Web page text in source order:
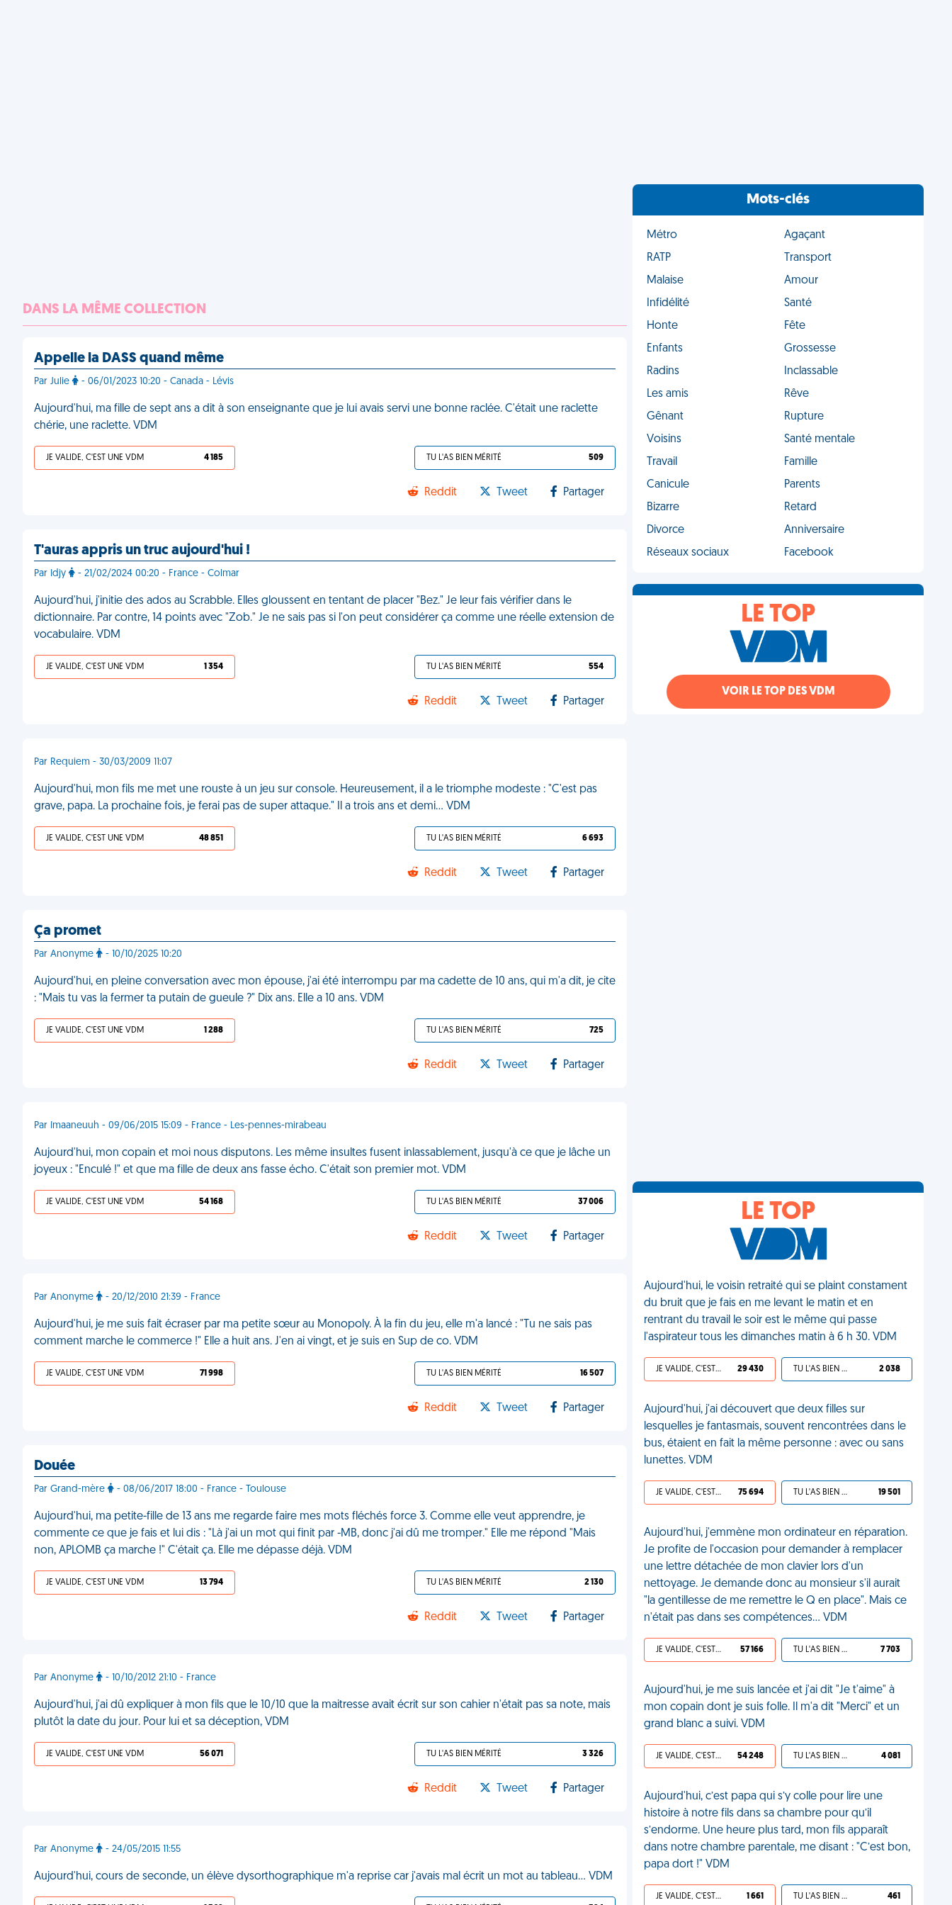
DANS LA MÊME COLLECTION
Appelle la DASS quand même
Par Julie - 06/01/2023 10:20 - Canada - Lévis
Aujourd'hui, ma fille de sept ans a dit à son enseignante que je lui avais servi une bonne raclée. C'était une raclette
chérie, une raclette. VDM
JE VALIDE, C'EST UNE VDM 4 185 TU L'AS BIEN MÉRITÉ 509
Reddit Tweet Partager
T'auras appris un truc aujourd'hui !
Par Idjy - 21/02/2024 00:20 - France - Colmar
Aujourd'hui, j'initie des ados au Scrabble. Elles gloussent en tentant de placer "Bez." Je leur fais vérifier dans le
dictionnaire. Par contre, 14 points avec "Zob." Je ne sais pas si l'on peut considérer ça comme une réelle extension de
vocabulaire. VDM
JE VALIDE, C'EST UNE VDM 1 354 TU L'AS BIEN MÉRITÉ 554
Reddit Tweet Partager
Par Requiem - 30/03/2009 11:07
Aujourd'hui, mon fils me met une rouste à un jeu sur console. Heureusement, il a le triomphe modeste : "C'est pas
grave, papa. La prochaine fois, je ferai pas de super attaque." Il a trois ans et demi... VDM
JE VALIDE, C'EST UNE VDM 48 851 TU L'AS BIEN MÉRITÉ 6 693
Reddit Tweet Partager
Ça promet
Par Anonyme - 10/10/2025 10:20
Aujourd'hui, en pleine conversation avec mon épouse, j'ai été interrompu par ma cadette de 10 ans, qui m'a dit, je cite
: "Mais tu vas la fermer ta putain de gueule ?" Dix ans. Elle a 10 ans. VDM
JE VALIDE, C'EST UNE VDM 1 288 TU L'AS BIEN MÉRITÉ 725
Reddit Tweet Partager
Par Imaaneuuh - 09/06/2015 15:09 - France - Les-pennes-mirabeau
Aujourd'hui, mon copain et moi nous disputons. Les même insultes fusent inlassablement, jusqu'à ce que je lâche un
joyeux : "Enculé !" et que ma fille de deux ans fasse écho. C'était son premier mot. VDM
JE VALIDE, C'EST UNE VDM 54 168 TU L'AS BIEN MÉRITÉ 37 006
Reddit Tweet Partager
Par Anonyme - 20/12/2010 21:39 - France
Aujourd'hui, je me suis fait écraser par ma petite sœur au Monopoly. À la fin du jeu, elle m'a lancé : "Tu ne sais pas
comment marche le commerce !" Elle a huit ans. J'en ai vingt, et je suis en Sup de co. VDM
JE VALIDE, C'EST UNE VDM 71 998 TU L'AS BIEN MÉRITÉ 16 507
Reddit Tweet Partager
Douée
Par Grand-mère - 08/06/2017 18:00 - France - Toulouse
Aujourd'hui, ma petite-fille de 13 ans me regarde faire mes mots fléchés force 3. Comme elle veut apprendre, je
commente ce que je fais et lui dis : "Là j'ai un mot qui finit par -MB, donc j'ai dû me tromper." Elle me répond "Mais
non, APLOMB ça marche !" C'était ça. Elle me dépasse déjà. VDM
JE VALIDE, C'EST UNE VDM 13 794 TU L'AS BIEN MÉRITÉ 2 130
Reddit Tweet Partager
Par Anonyme - 10/10/2012 21:10 - France
Aujourd'hui, j'ai dû expliquer à mon fils que le 10/10 que la maitresse avait écrit sur son cahier n'était pas sa note, mais
plutôt la date du jour. Pour lui et sa déception, VDM
JE VALIDE, C'EST UNE VDM 56 071 TU L'AS BIEN MÉRITÉ 3 326
Reddit Tweet Partager
Par Anonyme - 24/05/2015 11:55
Aujourd'hui, cours de seconde, un élève dysorthographique m'a reprise car j'avais mal écrit un mot au tableau... VDM
Mots-clés
Métro
Agaçant
RATP
Transport
Malaise
Amour
Infidélité
Santé
Honte
Fête
Enfants
Grossesse
Radins
Inclassable
Les amis
Rêve
Gênant
Rupture
Voisins
Santé mentale
Travail
Famille
Canicule
Parents
Bizarre
Retard
Divorce
Anniversaire
Réseaux sociaux
Facebook
LE TOP
VOIR LE TOP DES VDM
LE TOP
Aujourd'hui, le voisin retraité qui se plaint constament
du bruit que je fais en me levant le matin et en
rentrant du travail le soir est le même qui passe
l'aspirateur tous les dimanches matin à 6 h 30. VDM
JE VALIDE, C'EST UNE VDM 29 430 TU L'AS BIEN MÉRITÉ 2 038
Aujourd'hui, j'ai découvert que deux filles sur
lesquelles je fantasmais, souvent rencontrées dans le
bus, étaient en fait la même personne : avec ou sans
lunettes. VDM
JE VALIDE, C'EST UNE VDM 75 694 TU L'AS BIEN MÉRITÉ 19 501
Aujourd'hui, j'emmène mon ordinateur en réparation.
Je profite de l'occasion pour demander à remplacer
une lettre détachée de mon clavier lors d'un
nettoyage. Je demande donc au monsieur s'il aurait
"la gentillesse de me remettre le Q en place". Mais ce
n'était pas dans ses compétences... VDM
JE VALIDE, C'EST UNE VDM 57 166 TU L'AS BIEN MÉRITÉ 7 703
Aujourd'hui, je me suis lancée et j'ai dit "Je t'aime" à
mon copain dont je suis folle. Il m'a dit "Merci" et un
grand blanc a suivi. VDM
JE VALIDE, C'EST UNE VDM 54 248 TU L'AS BIEN MÉRITÉ 4 081
Aujourd'hui, c’est papa qui s’y colle pour lire une
histoire à notre fils dans sa chambre pour qu’il
s’endorme. Une heure plus tard, mon fils apparaît
dans notre chambre parentale, me disant : "C’est bon,
papa dort !" VDM
JE VALIDE, C'EST UNE VDM 1 661 TU L'AS BIEN MÉRITÉ 461